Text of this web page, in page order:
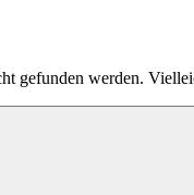
gefunden werden.